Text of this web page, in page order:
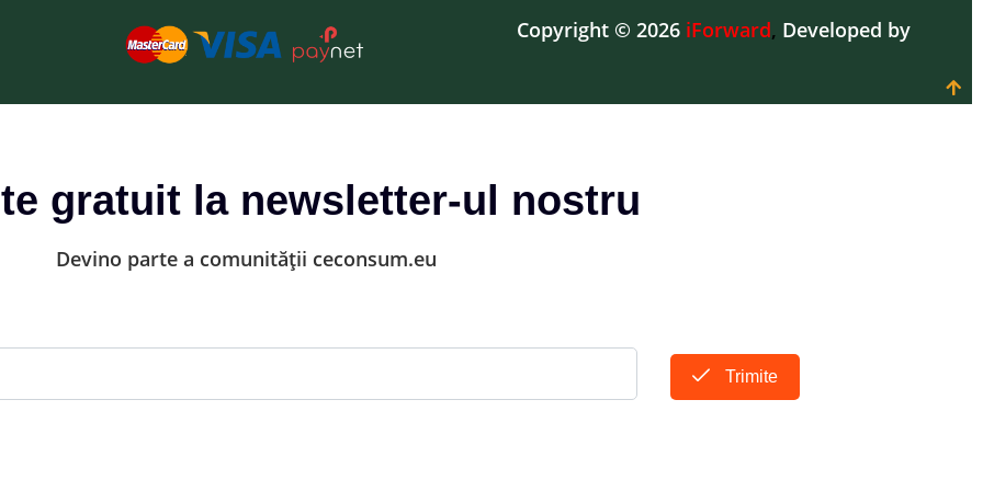
Copyright © 2026 iForward, Developed by
gratuit la newsletter-ul nostru
Devino parte a comunității ceconsum.eu
Trimite